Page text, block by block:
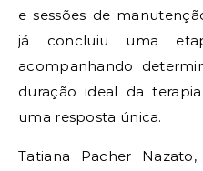
e sessões de
já concluiu uma
acompanhando
duração ideal da
uma resposta única.
Tatiana Pacher